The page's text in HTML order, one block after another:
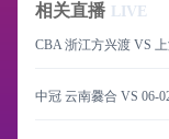
相关直播 LIVE
CBA 浙江方兴渡 VS
中冠 云南爨合 VS 06-